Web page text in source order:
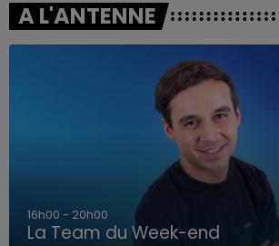
A L'ANTENNE
7h00 - 12h00
La Team du Week-end